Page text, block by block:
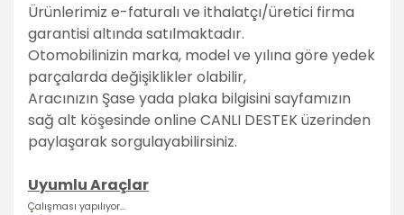
Ürünlerimiz e-faturalı ve ithalatçı/üretici firma
garantisi altında satılmaktadır.
Otomobilinizin marka, model ve yılına göre yedek
parçalarda değişiklikler olabilir,
Aracınızın Şase yada plaka bilgisini sayfamızın
sağ alt köşesinde online CANLI DESTEK üzerinden
paylaşarak sorgulayabilirsiniz.
Uyumlu Araçlar
Çalışması yapılıyor...